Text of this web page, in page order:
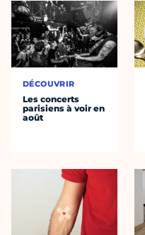
DÉCOUVRIR
Les concerts
parisiens à voir en
août